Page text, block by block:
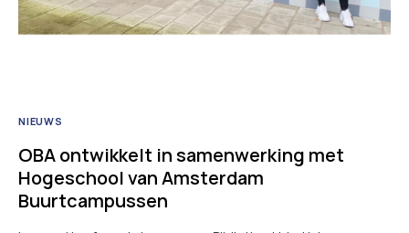
NIEUWS
OBA ontwikkelt in samenwerking met
Hogeschool van Amsterdam
Buurtcampussen